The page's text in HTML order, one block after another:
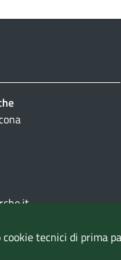
tecnici di prima